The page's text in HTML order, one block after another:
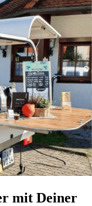
mit Deiner